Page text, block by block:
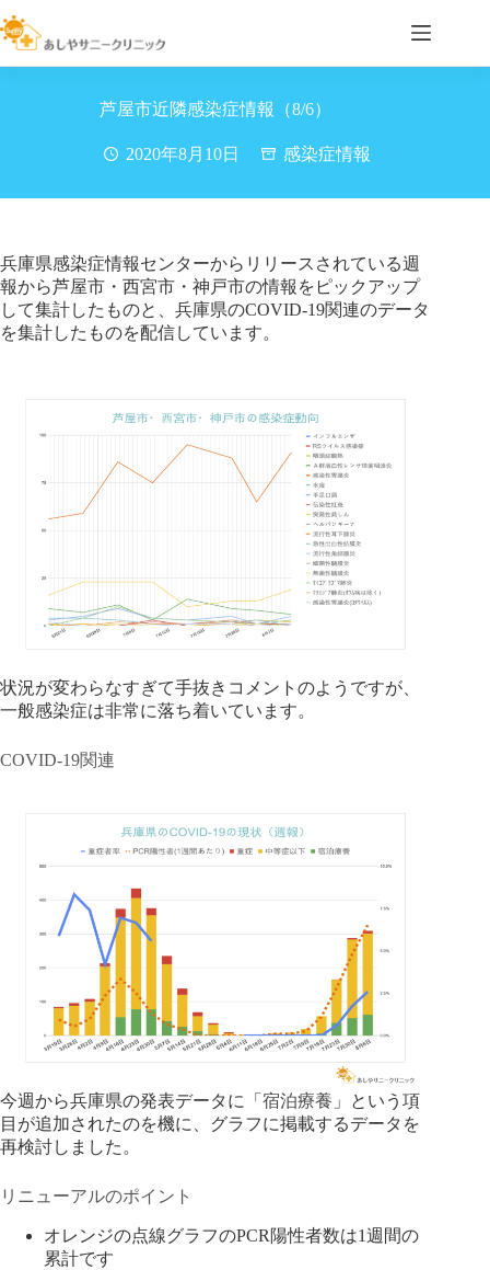
ン
テ
芦屋市近隣感染症情報（8/6）
2020年8月10日 感染症情報
兵庫県感染症情報センターからリリースされている週
報から芦屋市・西宮市・神戸市の情報をピックアップ
して集計したものと、兵庫県のCOVID-19関連のデータ
を集計したものを配信しています。
状況が変わらなすぎて手抜きコメントのようですが、
一般感染症は非常に落ち着いています。
COVID-19関連
今週から兵庫県の発表データに「 宿泊療養 」という項
目が追加されたのを機に、グラフに掲載するデータを
再検討しました。
リニューアルのポイント
オレンジの点線グラフのPCR陽性者数は1週間の
累計です